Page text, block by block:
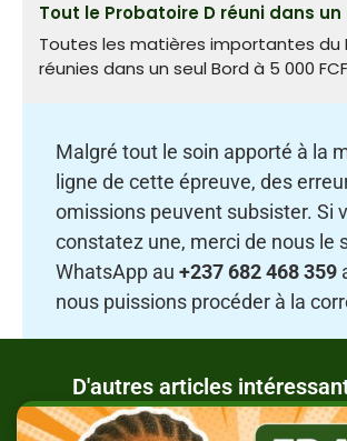
Tout le Probatoire D réuni dans un
Toutes les matières importantes du
réunies dans un seul Bord à 5 000
Malgré tout le soin apporté à la
ligne de cette épreuve, des
omissions peuvent subsister. Si
constatez une, merci de nous le
WhatsApp au +237 682 468 359
nous puissions procéder à la
D'autres articles